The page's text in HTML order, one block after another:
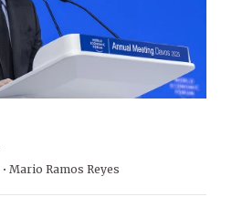
· Mario Ramos Reyes